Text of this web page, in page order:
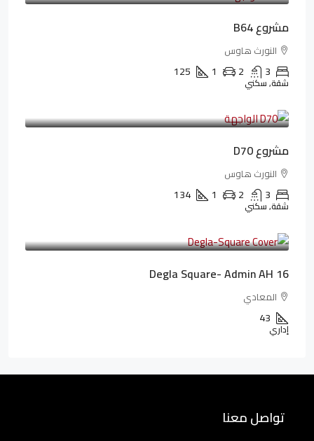
مشروع B64
النورث هاوس
3
2
1
125
شقة, سكني
3,510,800LE
مشروع D70
النورث هاوس
3
2
1
134
شقة, سكني
3,010,000LE
Degla Square- Admin AH 16
المعادي
43
إداري
تواصل معنا